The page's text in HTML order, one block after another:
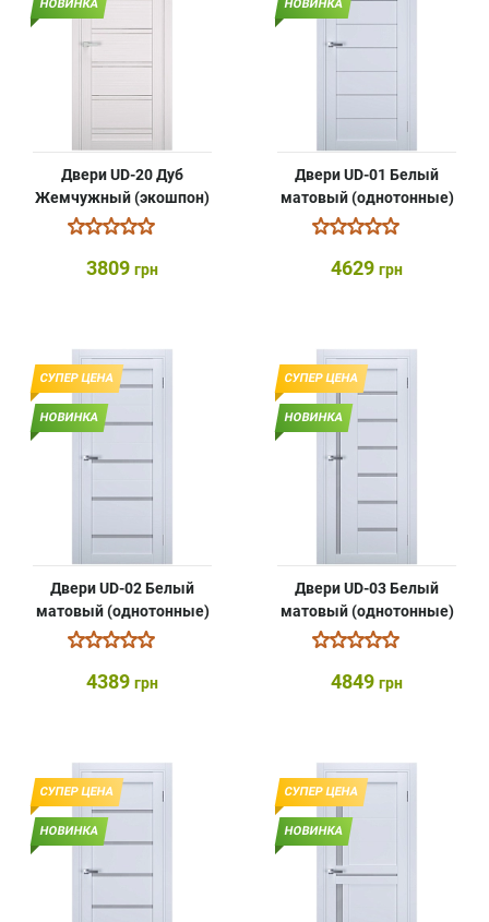
НОВИНКА
Двери UD-20 Дуб
Жемчужный (экошпон)
3809 грн
НОВИНКА
Двери UD-01 Белый
матовый (однотонные)
4629 грн
СУПЕР ЦЕНА
НОВИНКА
Двери UD-02 Белый
матовый (однотонные)
4389 грн
СУПЕР ЦЕНА
НОВИНКА
Двери UD-03 Белый
матовый (однотонные)
4849 грн
СУПЕР ЦЕНА
НОВИНКА
СУПЕР ЦЕНА
НОВИНКА